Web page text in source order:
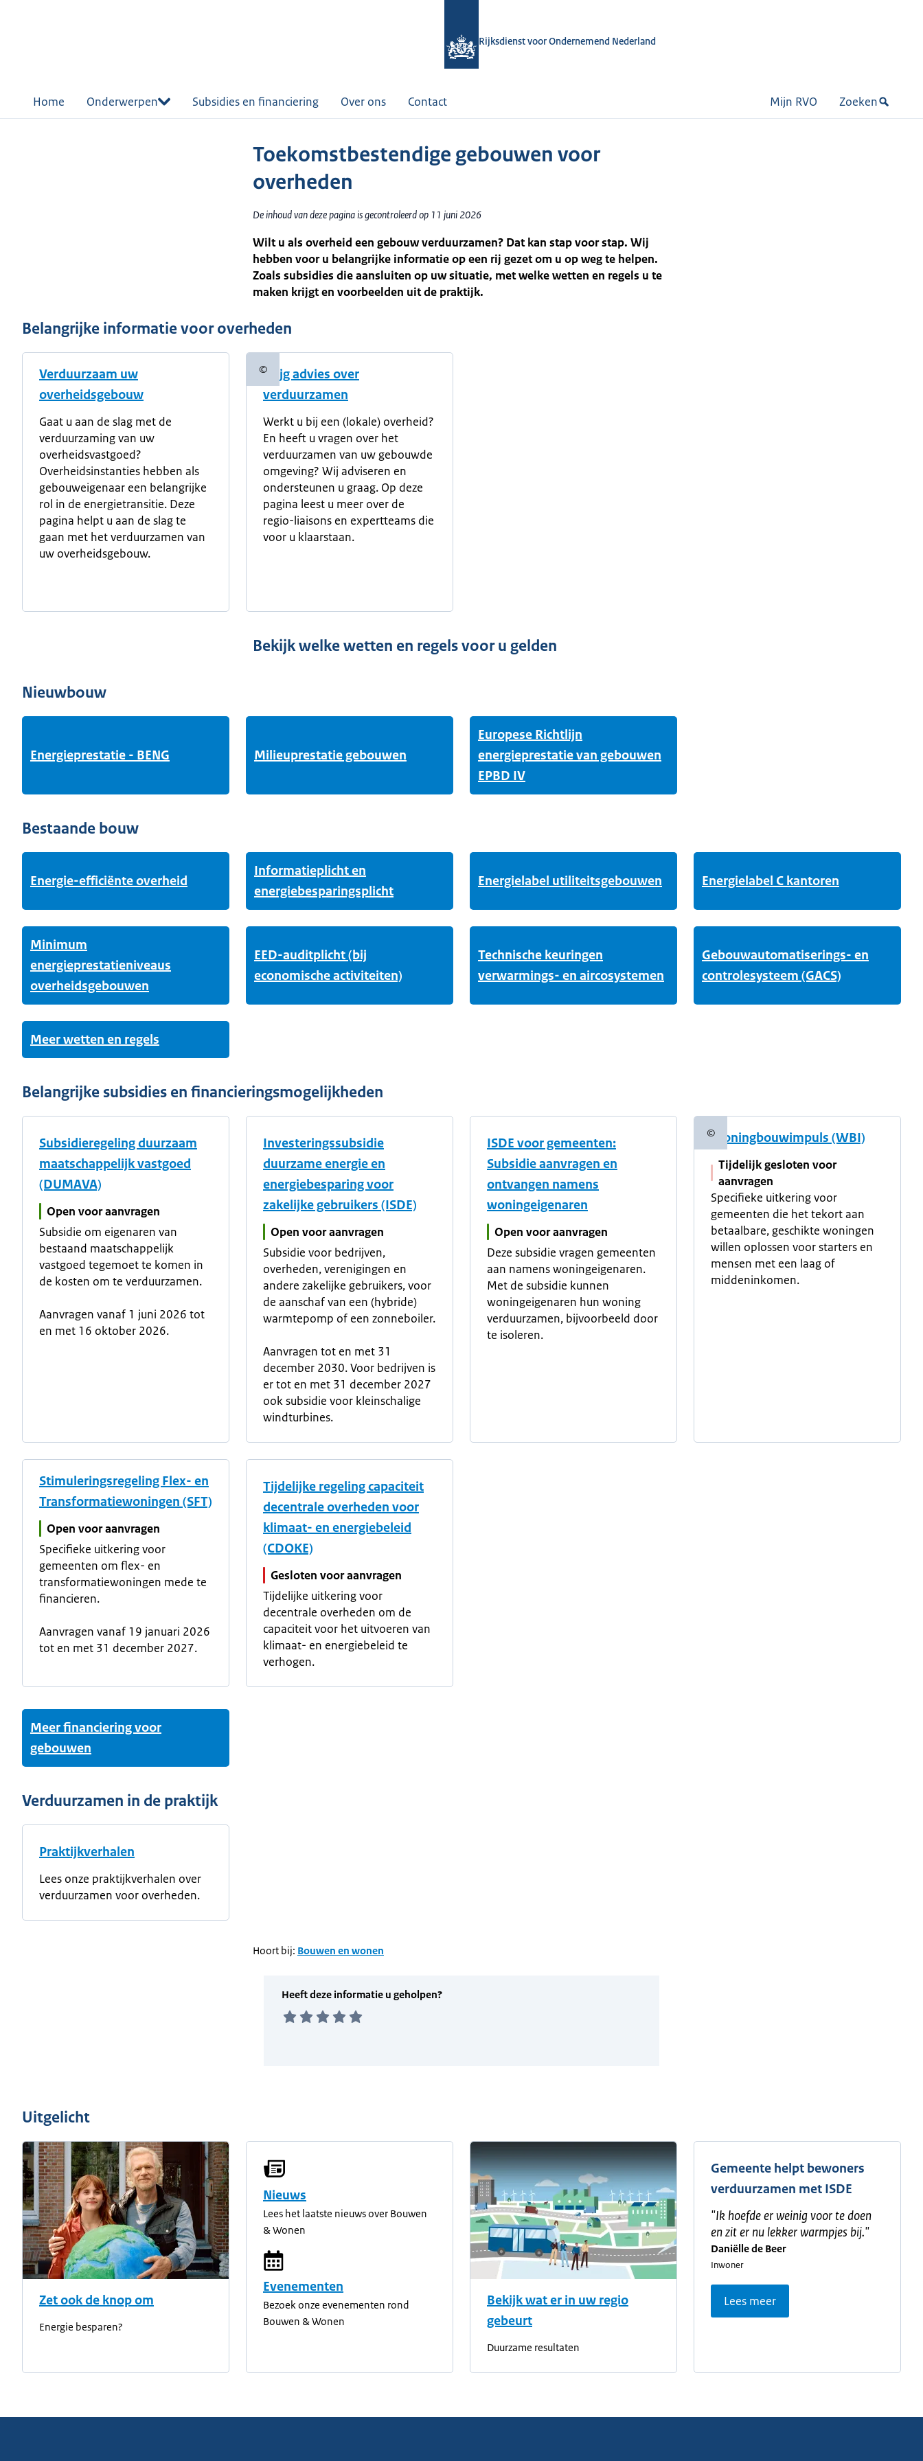
Rijksdienst voor Ondernemend Nederland
Home Onderwerpen Subsidies en financiering Over ons Contact Mijn RVO Zoeken
Toekomstbestendige gebouwen voor
overheden
De inhoud van deze pagina is gecontroleerd op 11 juni 2026
Wilt u als overheid een gebouw verduurzamen? Dat kan stap voor stap. Wij
hebben voor u belangrijke informatie op een rij gezet om u op weg te helpen.
Zoals subsidies die aansluiten op uw situatie, met welke wetten en regels u te
maken krijgt en voorbeelden uit de praktijk.
Belangrijke informatie voor overheden
Verduurzaam uw
overheidsgebouw
Gaat u aan de slag met de
verduurzaming van uw
overheidsvastgoed?
Overheidsinstanties hebben als
gebouweigenaar een belangrijke
rol in de energietransitie. Deze
pagina helpt u aan de slag te
gaan met het verduurzamen van
uw overheidsgebouw.
©Copyrightinformatie
Krijg advies over
verduurzamen
Werkt u bij een (lokale) overheid?
En heeft u vragen over het
verduurzamen van uw gebouwde
omgeving? Wij adviseren en
ondersteunen u graag. Op deze
pagina leest u meer over de
regio-liaisons en expertteams die
voor u klaarstaan.
Bekijk welke wetten en regels voor u gelden
Nieuwbouw
Energieprestatie - BENG Milieuprestatie gebouwen
Europese Richtlijn
energieprestatie van gebouwen
EPBD IV
Bestaande bouw
Energie-efficiënte overheid
Informatieplicht en
energiebesparingsplicht
Energielabel utiliteitsgebouwen Energielabel C kantoren
Minimum
energieprestatieniveaus
overheidsgebouwen
EED-auditplicht (bij
economische activiteiten)
Technische keuringen
verwarmings- en aircosystemen
Gebouwautomatiserings- en
controlesysteem (GACS)
Meer wetten en regels
Belangrijke subsidies en financieringsmogelijkheden
Subsidieregeling duurzaam
maatschappelijk vastgoed
(DUMAVA)
Open voor aanvragen
Subsidie om eigenaren van
bestaand maatschappelijk
vastgoed tegemoet te komen in
de kosten om te verduurzamen.
Aanvragen vanaf 1 juni 2026 tot
en met 16 oktober 2026.
Investeringssubsidie
duurzame energie en
energiebesparing voor
zakelijke gebruikers (ISDE)
Open voor aanvragen
Subsidie voor bedrijven,
overheden, verenigingen en
andere zakelijke gebruikers, voor
de aanschaf van een (hybride)
warmtepomp of een zonneboiler.
Aanvragen tot en met 31
december 2030. Voor bedrijven is
er tot en met 31 december 2027
ook subsidie voor kleinschalige
windturbines.
ISDE voor gemeenten:
Subsidie aanvragen en
ontvangen namens
woningeigenaren
Open voor aanvragen
Deze subsidie vragen gemeenten
aan namens woningeigenaren.
Met de subsidie kunnen
woningeigenaren hun woning
verduurzamen, bijvoorbeeld door
te isoleren.
©Copyrightinformatie
Woningbouwimpuls (WBI)
Tijdelijk gesloten voor
aanvragen
Specifieke uitkering voor
gemeenten die het tekort aan
betaalbare, geschikte woningen
willen oplossen voor starters en
mensen met een laag of
middeninkomen.
Stimuleringsregeling Flex- en
Transformatiewoningen (SFT)
Open voor aanvragen
Specifieke uitkering voor
gemeenten om flex- en
transformatiewoningen mede te
financieren.
Aanvragen vanaf 19 januari 2026
tot en met 31 december 2027.
Tijdelijke regeling capaciteit
decentrale overheden voor
klimaat- en energiebeleid
(CDOKE)
Gesloten voor aanvragen
Tijdelijke uitkering voor
decentrale overheden om de
capaciteit voor het uitvoeren van
klimaat- en energiebeleid te
verhogen.
Meer financiering voor
gebouwen
Verduurzamen in de praktijk
Praktijkverhalen
Lees onze praktijkverhalen over
verduurzamen voor overheden.
Hoort bij: Bouwen en wonen
Uitgelicht
Zet ook de knop om
Energie besparen?
Nieuws
Lees het laatste nieuws over Bouwen
& Wonen
Evenementen
Bezoek onze evenementen rond
Bouwen & Wonen
Bekijk wat er in uw regio
gebeurt
Duurzame resultaten
Gemeente helpt bewoners
verduurzamen met ISDE
"Ik hoefde er weinig voor te doen
en zit er nu lekker warmpjes bij."
Daniëlle de Beer
Inwoner
Lees meer